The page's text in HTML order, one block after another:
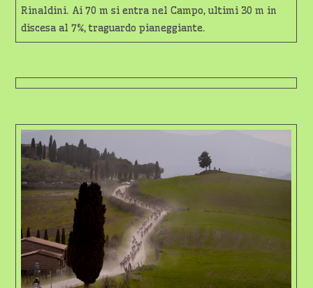
Rinaldini. Ai 70 m si entra nel Campo, ultimi 30 m in
discesa al 7%, traguardo pianeggiante.